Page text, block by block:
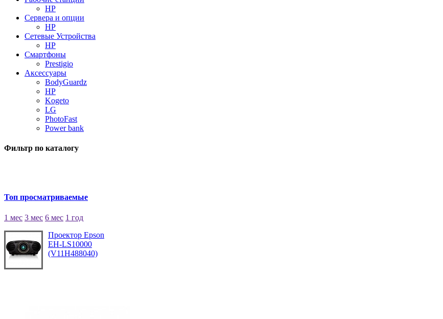
HP
Сервера и опции
HP
Сетевые Устройства
HP
Смартфоны
Prestigio
Аксессуары
BodyGuardz
HP
Kogeto
LG
PhotoFast
Power bank
Фильтр по каталогу
Топ просматриваемые
1 мес 3 мес 6 мес 1 год
Проектор Epson
EH-LS10000
(V11H488040)